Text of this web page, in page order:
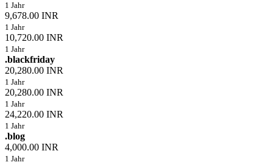
1 Jahr
9,678.00 INR
1 Jahr
10,720.00 INR
1 Jahr
.blackfriday
20,280.00 INR
1 Jahr
20,280.00 INR
1 Jahr
24,220.00 INR
1 Jahr
.blog
4,000.00 INR
1 Jahr